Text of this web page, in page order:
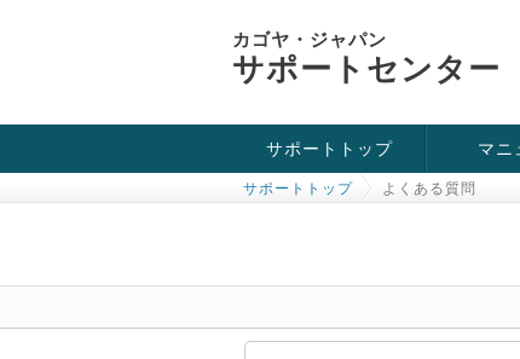
カゴヤ・ジャパン
サポートセンター
サポートトップ
お役立ち情報
チュートリアル
障害・メンテナンス情報
マニ
サポートトップ よくある質問